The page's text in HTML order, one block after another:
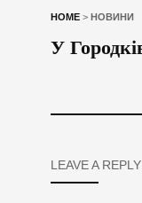
HOME > НОВИНИ
У
LEAVE A REPLY